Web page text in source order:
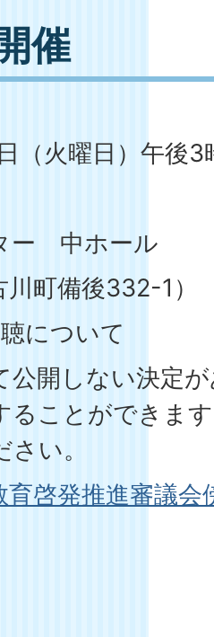
催
（火曜日）午後
ー 中ホール
川町備後332-1）
について
公開しない決定
ることができま
い。
育啓発推進審議